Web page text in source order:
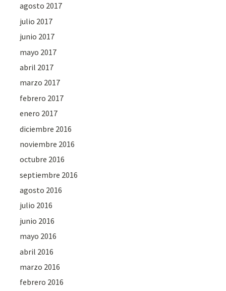
agosto 2017
julio 2017
junio 2017
mayo 2017
abril 2017
marzo 2017
febrero 2017
enero 2017
diciembre 2016
noviembre 2016
octubre 2016
septiembre 2016
agosto 2016
julio 2016
junio 2016
mayo 2016
abril 2016
marzo 2016
febrero 2016